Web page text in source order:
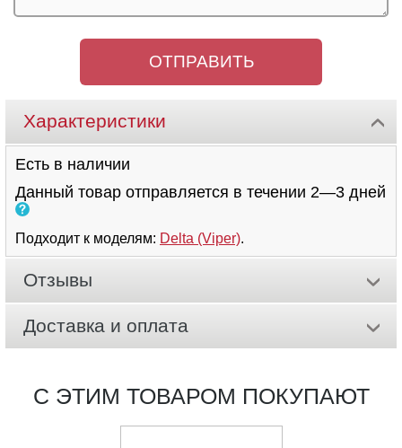
Характеристики
Есть в наличии
Данный товар отправляется в течении 2—3 дней
Подходит к моделям: Delta (Viper).
Отзывы
Доставка и оплата
С ЭТИМ ТОВАРОМ ПОКУПАЮТ